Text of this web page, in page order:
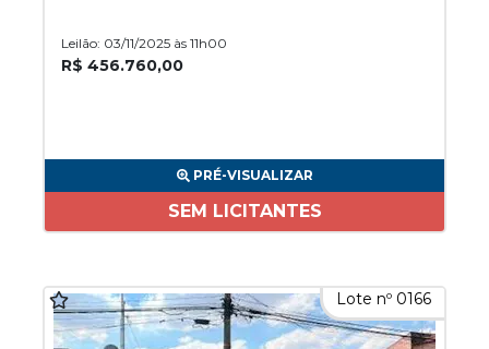
Leilão: 03/11/2025 às 11h00
R$ 456.760,00
PRÉ-VISUALIZAR
SEM LICITANTES
Lote nº 0166